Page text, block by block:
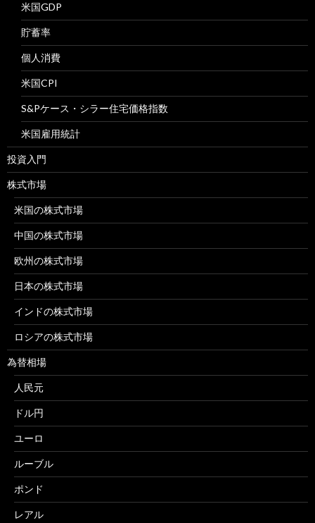
米国GDP
貯蓄率
個人消費
米国CPI
S&Pケース・シラー住宅価格指数
米国雇用統計
投資入門
株式市場
米国の株式市場
中国の株式市場
欧州の株式市場
日本の株式市場
インドの株式市場
ロシアの株式市場
為替相場
人民元
ドル円
ユーロ
ルーブル
ポンド
レアル